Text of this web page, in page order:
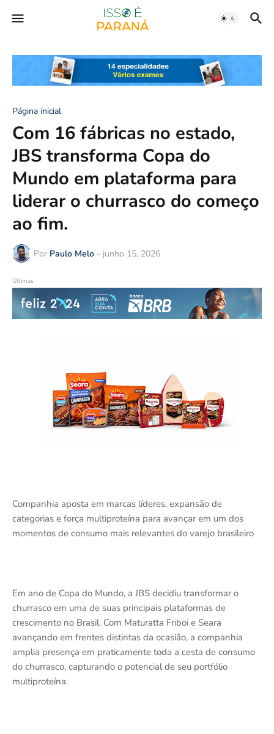
Página inicial
Com 16 fábricas no estado,
JBS transforma Copa do
Mundo em plataforma para
liderar o churrasco do começo
ao fim.
Por Paulo Melo - junho 15, 2026
Últimas
Companhia aposta em marcas líderes, expansão de
categorias e força multiproteína para avançar em um dos
momentos de consumo mais relevantes do varejo brasileiro
Em ano de Copa do Mundo, a JBS decidiu transformar o
churrasco em uma de suas principais plataformas de
crescimento no Brasil. Com Maturatta Friboi e Seara
avançando em frentes distintas da ocasião, a companhia
amplia presença em praticamente toda a cesta de consumo
do churrasco, capturando o potencial de seu portfólio
multiproteína.